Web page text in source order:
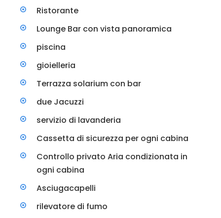
Ristorante
Lounge Bar con vista panoramica
piscina
gioielleria
Terrazza solarium con bar
due Jacuzzi
servizio di lavanderia
Cassetta di sicurezza per ogni cabina
Controllo privato Aria condizionata in
ogni cabina
Asciugacapelli
rilevatore di fumo